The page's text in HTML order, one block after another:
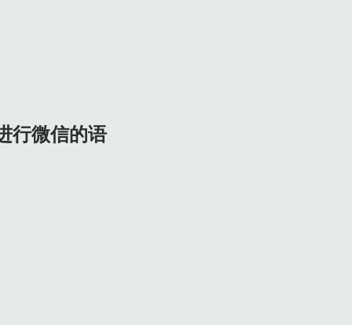
行微信的语